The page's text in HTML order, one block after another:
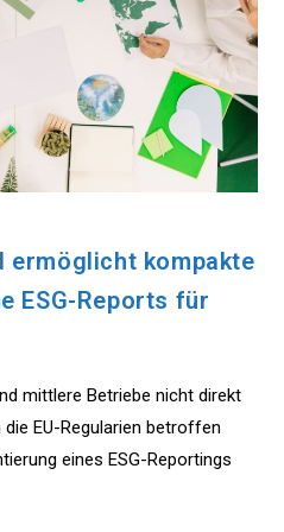
ermöglicht kompakte
ESG-Reports für
mittlere Betriebe nicht direkt
EU-Regularien betroffen
eines ESG-Reportings